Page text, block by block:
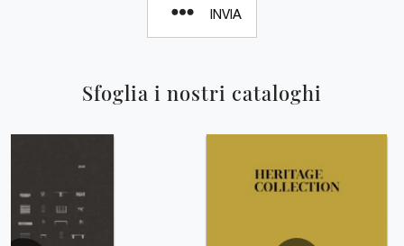
Sfoglia i nostri cataloghi
INVIA